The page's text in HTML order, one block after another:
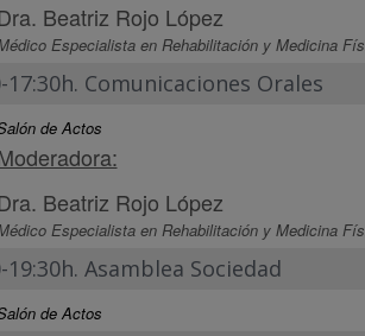
Beatriz Rojo López
Especialista en Rehabilitación y Medicina
17:30h. Comunicaciones Orales
de Actos
Beatriz Rojo López
Especialista en Rehabilitación y Medicina
19:30h. Asamblea Sociedad
de Actos